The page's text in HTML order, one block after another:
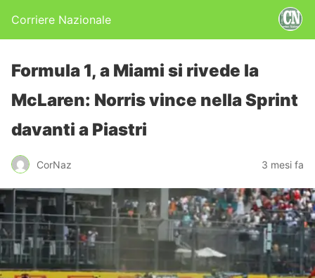
Corriere Nazionale
Formula 1, a Miami si rivede la
McLaren: Norris vince nella Sprint
davanti a Piastri
CorNaz 3 mesi fa